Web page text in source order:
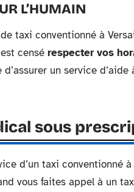
L’HUMAIN
taxi conventionné à
censé respecter vos
un service
sous
d’un taxi conventionné
vous faites appel à un